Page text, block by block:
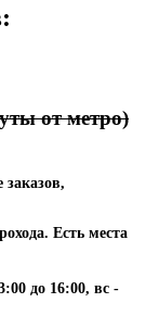
от метро)
,
Есть места
до 16:00, вс -